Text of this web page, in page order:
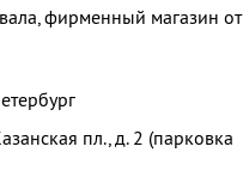
фирменный магазин от
пл., д. 2 (парковка